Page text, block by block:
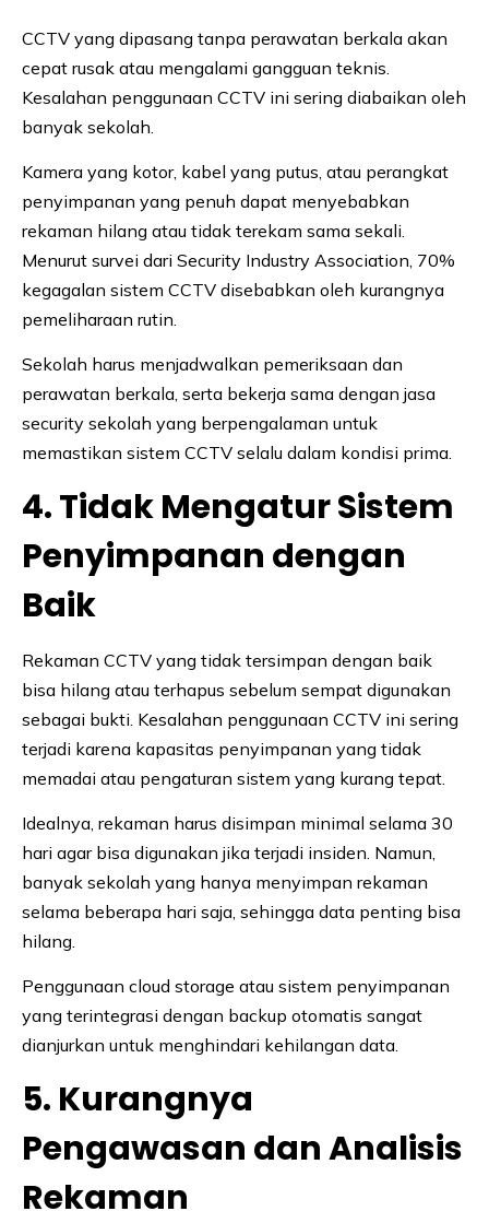
CCTV yang dipasang tanpa perawatan berkala akan
cepat rusak atau mengalami gangguan teknis.
Kesalahan penggunaan CCTV ini sering diabaikan oleh
banyak sekolah.
Kamera yang kotor, kabel yang putus, atau perangkat
penyimpanan yang penuh dapat menyebabkan
rekaman hilang atau tidak terekam sama sekali.
Menurut survei dari Security Industry Association, 70%
kegagalan sistem CCTV disebabkan oleh kurangnya
pemeliharaan rutin.
Sekolah harus menjadwalkan pemeriksaan dan
perawatan berkala, serta bekerja sama dengan jasa
security sekolah yang berpengalaman untuk
memastikan sistem CCTV selalu dalam kondisi prima.
4. Tidak Mengatur Sistem
Penyimpanan dengan
Baik
Rekaman CCTV yang tidak tersimpan dengan baik
bisa hilang atau terhapus sebelum sempat digunakan
sebagai bukti. Kesalahan penggunaan CCTV ini sering
terjadi karena kapasitas penyimpanan yang tidak
memadai atau pengaturan sistem yang kurang tepat.
Idealnya, rekaman harus disimpan minimal selama 30
hari agar bisa digunakan jika terjadi insiden. Namun,
banyak sekolah yang hanya menyimpan rekaman
selama beberapa hari saja, sehingga data penting bisa
hilang.
Penggunaan cloud storage atau sistem penyimpanan
yang terintegrasi dengan backup otomatis sangat
dianjurkan untuk menghindari kehilangan data.
5. Kurangnya
Pengawasan dan Analisis
Rekaman